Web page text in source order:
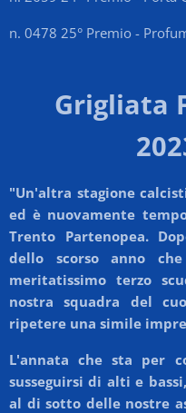
n. 0478 25° Premio -
Grigliata
"Un'altra stagione
ed è nuovamente
Trento Partenopea.
dello scorso anno
meritatissimo terzo
nostra squadra del
ripetere una simile
L'annata che sta per
susseguirsi di alti e
al di sotto delle nostre